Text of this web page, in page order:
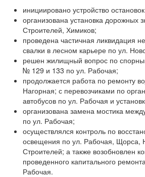
инициировано устройство
организована установка дорожных
Строителей, Химиков;
проведена частичная ликвидация
свалки в лесном карьере по ул.
решен жилищный вопрос по
№ 129 и 133 по ул. Рабочая;
продолжается работа по ремонту
Нагорная; с перевозчиками по
автобусов по ул. Рабочая и
организована замена мостика
по ул. Рабочая;
осуществлялся контроль по
освещения по ул. Рабочая, Щорса,
Строителей; а также возобновлен
проведенного капитального
Рабочая.